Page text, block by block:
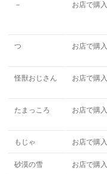
－ お店で購入
つ お店で購入
怪獣おじさん お店で購入
たまっころ お店で購入
もじゃ お店で購入
砂漠の雪 お店で購入